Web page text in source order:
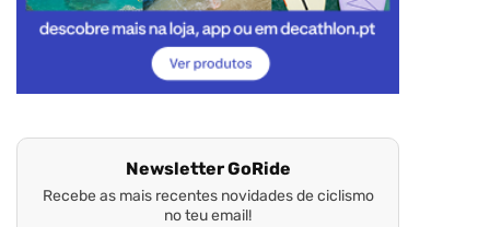
Newsletter GoRide
Recebe as mais recentes novidades de ciclismo
no teu email!